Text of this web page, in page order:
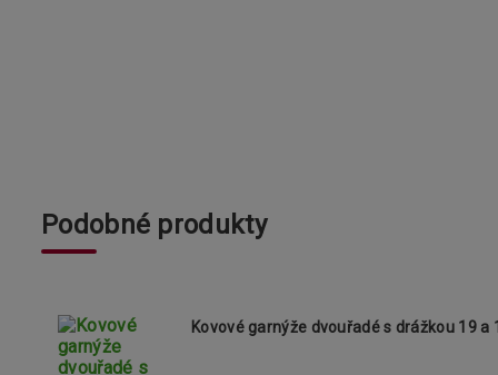
Podobné produkty
Kovové garnýže dvouřadé s drážkou 19 a